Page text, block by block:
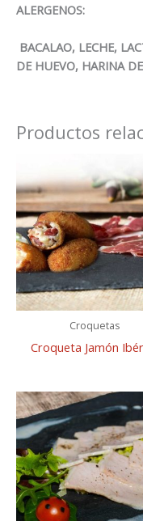
ALERGENOS:
BACALAO, LECHE,
DE HUEVO, HARINA
Productos
Croquetas
Croqueta Jamón